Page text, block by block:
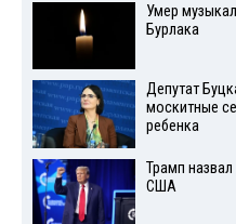
Умер
Бурлака
Депутат
москитные
ребенка
Трамп
США